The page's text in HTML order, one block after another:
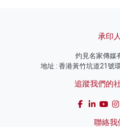
承印人
灼見名家傳媒
地址 : 香港黃竹坑道21號
追蹤我們的
聯絡我